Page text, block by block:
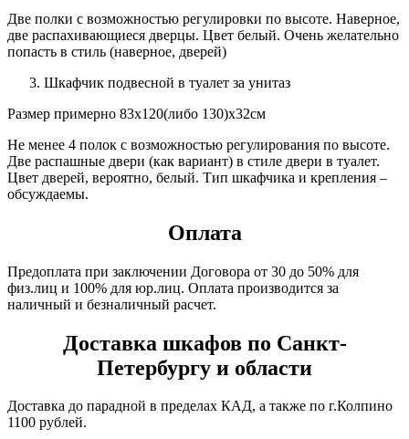
Две полки с возможностью регулировки по высоте. Наверное,
две распахивающиеся дверцы. Цвет белый. Очень желательно
попасть в стиль (наверное, дверей)
Шкафчик подвесной в туалет за унитаз
Размер примерно 83х120(либо 130)х32см
Не менее 4 полок с возможностью регулирования по высоте.
Две распашные двери (как вариант) в стиле двери в туалет.
Цвет дверей, вероятно, белый. Тип шкафчика и крепления –
обсуждаемы.
Оплата
Предоплата при заключении Договора от 30 до 50% для
физ.лиц и 100% для юр.лиц. Оплата производится за
наличный и безналичный расчет.
Доставка шкафов по Санкт-
Петербургу и области
Доставка до парадной в пределах КАД, а также по г.Колпино
1100 рублей.